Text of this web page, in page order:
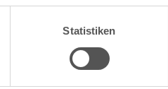
Statistiken